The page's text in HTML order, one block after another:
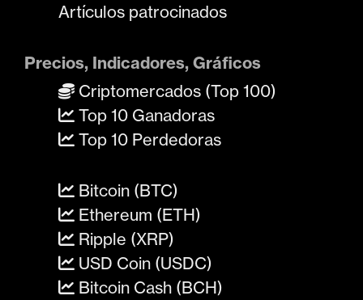
Artículos patrocinados
Precios, Indicadores, Gráficos
Criptomercados (Top 100)
Top 10 Ganadoras
Top 10 Perdedoras
Bitcoin (BTC)
Ethereum (ETH)
Ripple (XRP)
USD Coin (USDC)
Bitcoin Cash (BCH)